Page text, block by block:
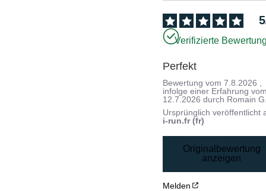
5
Verifizierte
Perfekt
Bewertung vom7.8.2026
infolge einer Erfahrung
12.7.2026 durch Romain
Ursprünglich veröffentlicht
i-run.fr (fr)
Originalbewertung
anzeigen
Melden